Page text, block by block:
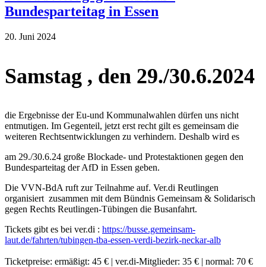
Bundesparteitag in Essen
20. Juni 2024
Samstag , den 29./30.6.2024
die Ergebnisse der Eu-und Kommunalwahlen dürfen uns nicht
entmutigen. Im Gegenteil, jetzt erst recht gilt es gemeinsam die
weiteren Rechtsentwicklungen zu verhindern. Deshalb wird es
am 29./30.6.24 große Blockade- und Protestaktionen gegen den
Bundesparteitag der AfD in Essen geben.
Die VVN-BdA ruft zur Teilnahme auf. Ver.di Reutlingen
organisiert zusammen mit dem Bündnis Gemeinsam & Solidarisch
gegen Rechts Reutlingen-Tübingen die Busanfahrt.
Tickets gibt es bei ver.di : https://busse.gemeinsam-
laut.de/fahrten/tubingen-tba-essen-verdi-bezirk-neckar-alb
Ticketpreise: ermäßigt: 45 € | ver.di-Mitglieder: 35 € | normal: 70 €